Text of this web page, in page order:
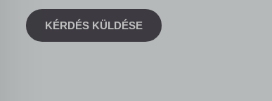
KÉRDÉS KÜLDÉSE